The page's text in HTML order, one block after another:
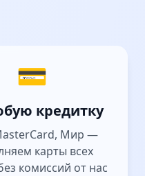
💳
кредитку
Мир —
карты всех
комиссий от нас